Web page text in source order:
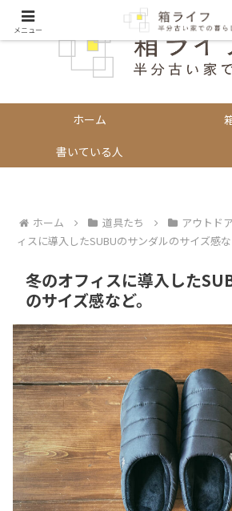
ホーム
書いている人
ホーム 道具たち アウトド
ィスに導入したSUBUのサンダルのサイズ感な
冬のオフィスに導入した
のサイズ感など。
メニュー